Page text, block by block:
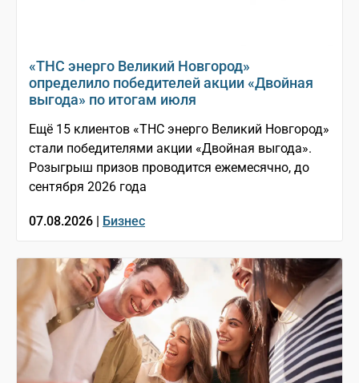
«ТНС энерго Великий Новгород»
определило победителей акции «Двойная
выгода» по итогам июля
Ещё 15 клиентов «ТНС энерго Великий Новгород»
стали победителями акции «Двойная выгода».
Розыгрыш призов проводится ежемесячно, до
сентября 2026 года
07.08.2026 | Бизнес